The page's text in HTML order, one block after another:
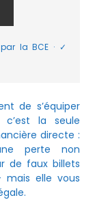
la BCE · ✓
de s’équiper
la seule
directe :
perte non
de faux billets
elle vous